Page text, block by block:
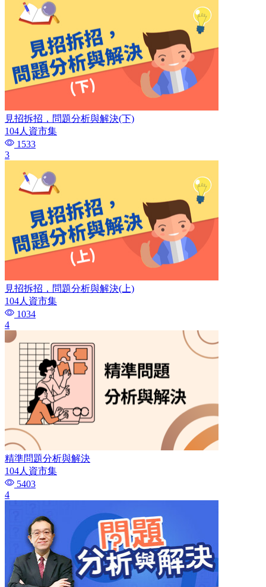
見招拆招，問題分析與解決(下)
104人資市集
1533
3
見招拆招，問題分析與解決(上)
104人資市集
1034
4
精準問題分析與解決
104人資市集
5403
4